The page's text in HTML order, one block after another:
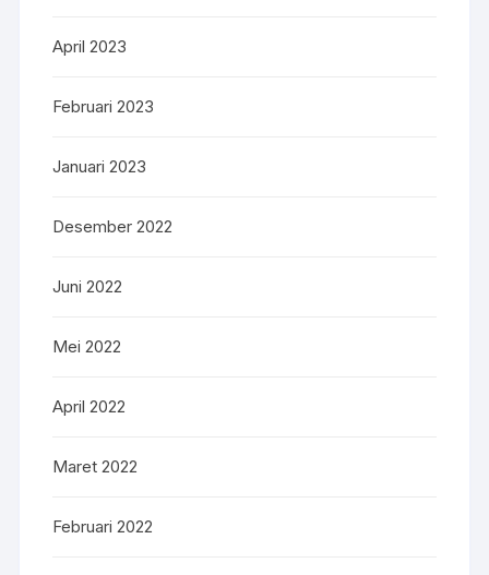
April 2023
Februari 2023
Januari 2023
Desember 2022
Juni 2022
Mei 2022
April 2022
Maret 2022
Februari 2022